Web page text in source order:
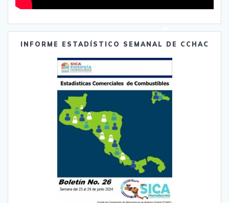
INFORME ESTADÍSTICO SEMANAL DE CCHAC